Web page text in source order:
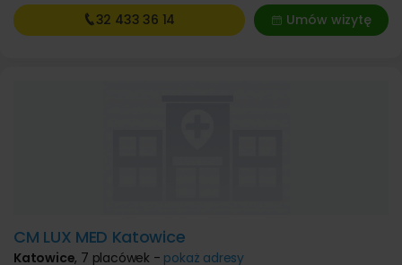
Umów wizytę
32 433 36 14
CM LUX MED Katowice
Katowice, 7 placówek - pokaż adresy